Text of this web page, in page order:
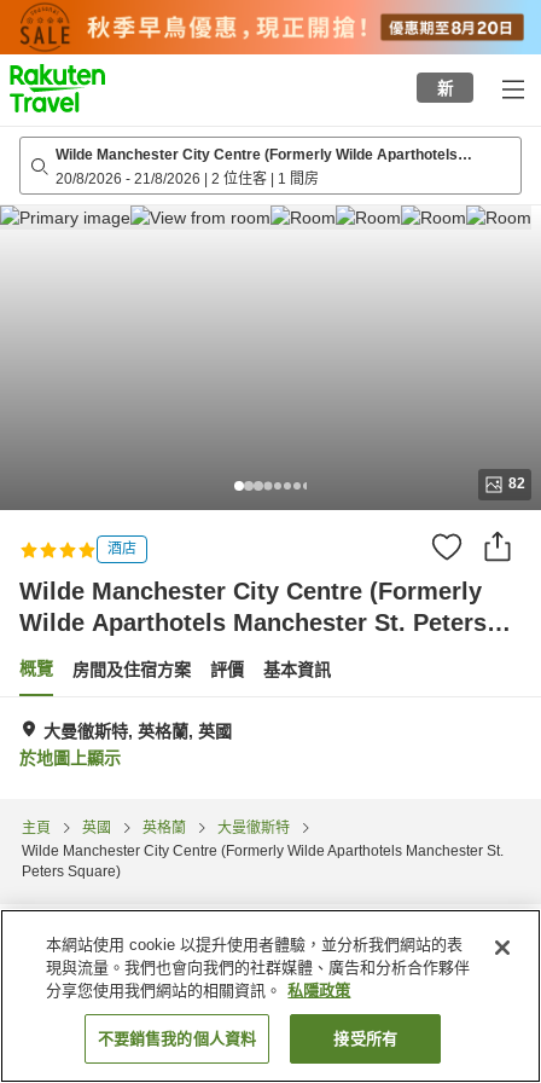
to
top
page
新
Wilde Manchester City Centre (Formerly Wilde Aparthotels
Manchester St. Peters Square)
20/8/2026 - 21/8/2026 | 2 位住客 | 1 間房
82
酒店
Wilde Manchester City Centre (Formerly
Wilde Aparthotels Manchester St. Peters
Square)
概覽 房間及住宿方案 評價 基本資訊
大曼徹斯特, 英格蘭, 英國
於地圖上顯示
主頁 英國 英格蘭
大曼徹斯特
Wilde Manchester City Centre (Formerly Wilde Aparthotels Manchester St.
Peters Square)
找客房
本網站使用 cookie 以提升使用者體驗，並分析我們網站的表
現與流量。我們也會向我們的社群媒體、廣告和分析合作夥伴
分享您使用我們網站的相關資訊。
私隱政策
不要銷售我的個人資料 接受所有